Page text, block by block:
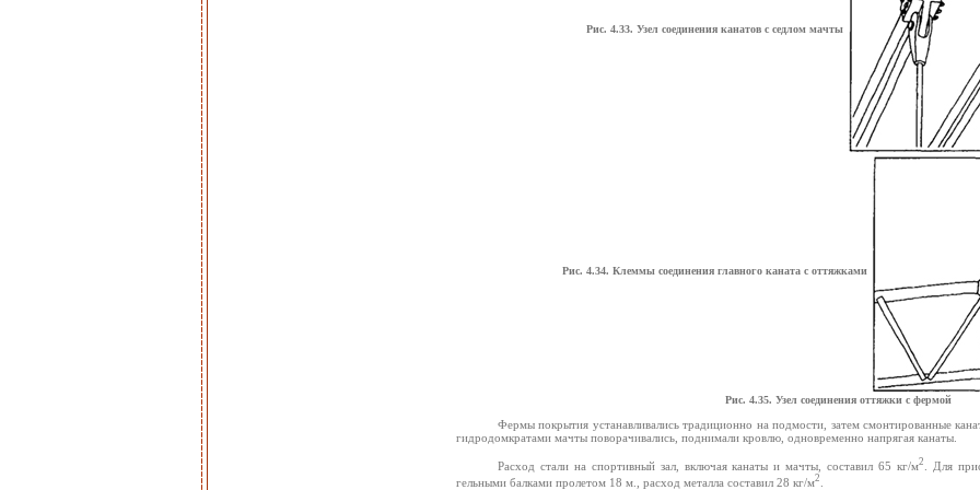
Рис. 4.33. Узел соединения канатов с седлом мачты
Рис. 4.34. Клеммы соединения главного каната с оттяжками
Рис. 4.35. Узел соединения оттяжки с фермой
Фермы покрытия устанавливались традиционно на подмости, затем смонтированные
гидродомкратами мачты поворачивались, поднимали кровлю, одновременно напрягая канаты.
Расход стали на спортивный зал, включая канаты и мачты, составил 65 кг/м2
. Для
гельными балками пролетом 18 м., расход металла составил 28 кг/м2